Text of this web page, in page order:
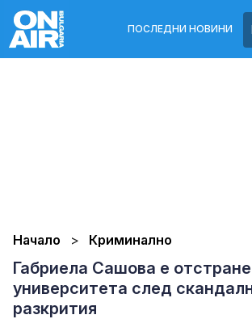
ПОСЛЕДНИ НОВИНИ
Начало Криминално
Габриела Сашова е
университета след
разкрития